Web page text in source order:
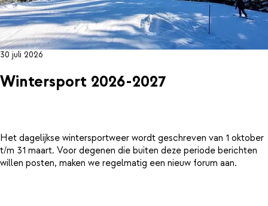
30 juli 2026
Wintersport 2026-2027
Het dagelijkse wintersportweer wordt geschreven van 1 oktober
t/m 31 maart. Voor degenen die buiten deze periode berichten
willen posten, maken we regelmatig een nieuw forum aan.